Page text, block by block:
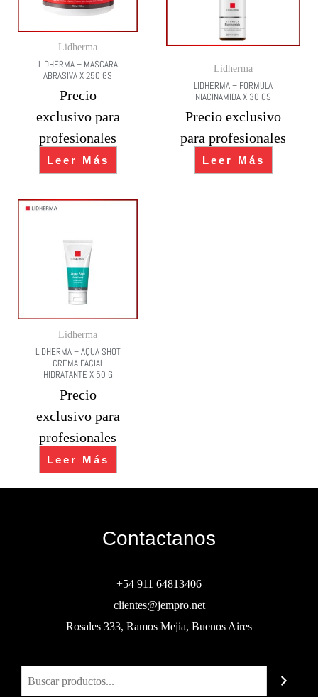
Lidherma
LIDHERMA – MASCARA
ABRASIVA X 250 GS
Precio
exclusivo para
profesionales
Leer Más
Lidherma
LIDHERMA – FORMULA
NIACINAMIDA X 30 GS
Precio exclusivo
para profesionales
Leer Más
Lidherma
LIDHERMA – AQUA SHOT
CREMA FACIAL
HIDRATANTE X 50 G
Precio
exclusivo para
profesionales
Leer Más
Contactanos
+54 911 64813406
clientes@jempro.net
Rosales 333, Ramos Mejia, Buenos Aires